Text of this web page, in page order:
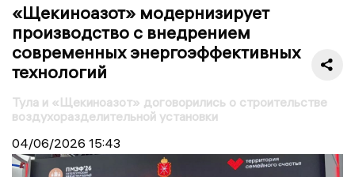
«Щекиноазот» модернизирует
производство с внедрением
современных энергоэффективных
технологий
Тула и «Щекиноазот» договорились о строительстве
воздухоразделительной установки
04/06/2026 15:43